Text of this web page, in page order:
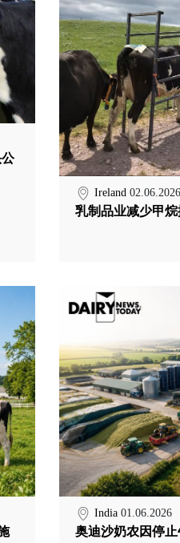
Ireland 02.06.2026
乳制品业减少甲
India 01.06.2026
奥迪沙奶农因停